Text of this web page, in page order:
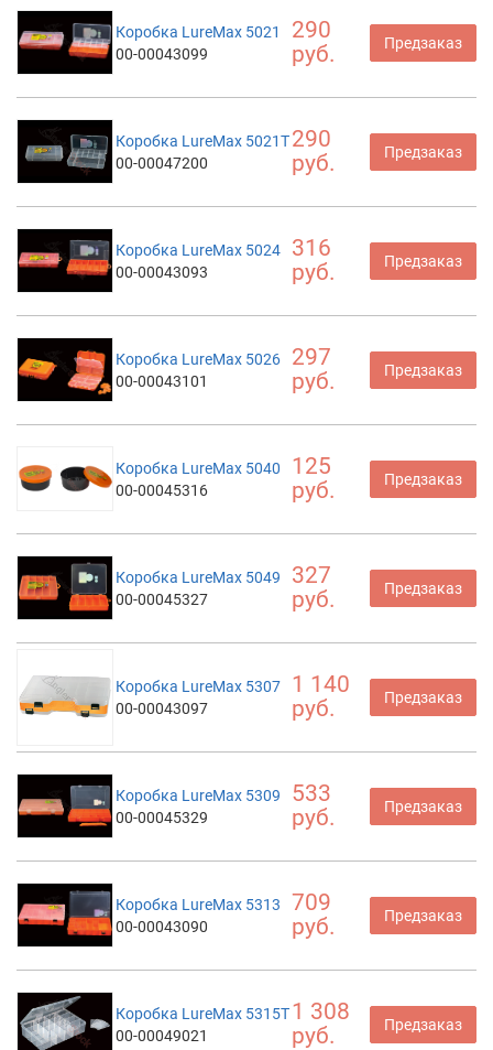
Коробка LureMax 5021
00-00043099
290
руб.
Предзаказ
Коробка LureMax 5021T
00-00047200
290
руб.
Предзаказ
Коробка LureMax 5024
00-00043093
316
руб.
Предзаказ
Коробка LureMax 5026
00-00043101
297
руб.
Предзаказ
Коробка LureMax 5040
00-00045316
125
руб.
Предзаказ
Коробка LureMax 5049
00-00045327
327
руб.
Предзаказ
Коробка LureMax 5307
00-00043097
1 140
руб.
Предзаказ
Коробка LureMax 5309
00-00045329
533
руб.
Предзаказ
Коробка LureMax 5313
00-00043090
709
руб.
Предзаказ
Коробка LureMax 5315T
00-00049021
1 308
руб.
Предзаказ